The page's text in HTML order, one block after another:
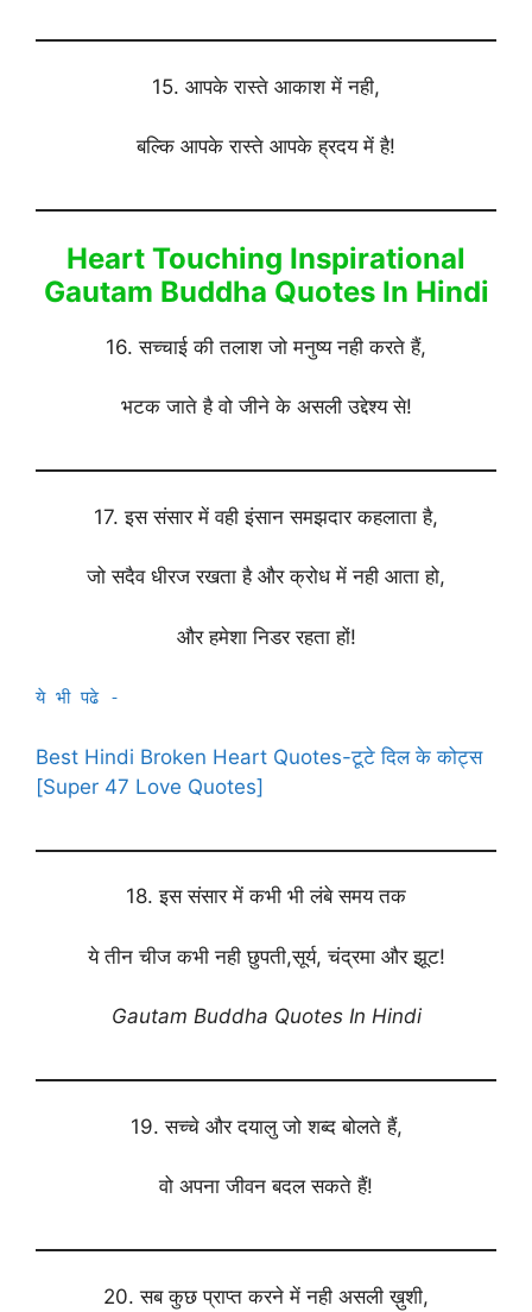
15. आपके रास्ते आकाश में नही,
बल्कि आपके रास्ते आपके ह्रदय में है!
Heart Touching Inspirational
Gautam Buddha Quotes In Hindi
16. सच्चाई की तलाश जो मनुष्य नही करते हैं,
भटक जाते है वो जीने के असली उद्देश्य से!
17. इस संसार में वही इंसान समझदार कहलाता है,
जो सदैव धीरज रखता है और क्रोध में नही आता हो,
और हमेशा निडर रहता हों!
ये भी पढे -
Best Hindi Broken Heart Quotes-टूटे दिल के कोट्स
[Super 47 Love Quotes]
18. इस संसार में कभी भी लंबे समय तक
ये तीन चीज कभी नही छुपती,सूर्य, चंद्रमा और झूट!
Gautam Buddha Quotes In Hindi
19. सच्चे और दयालु जो शब्द बोलते हैं,
वो अपना जीवन बदल सकते हैं!
20. सब कुछ प्राप्त करने में नही असली ख़ुशी,